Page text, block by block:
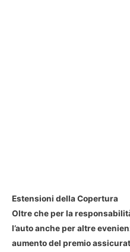
Estensioni della Copertura
Oltre che per la
l’auto anche per altre
aumento del premio